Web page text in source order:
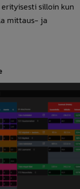
silloin kun
mittaus- ja